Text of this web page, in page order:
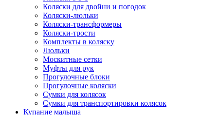
Коляски для двойни и погодок
Коляски-люльки
Коляски-трансформеры
Коляски-трости
Комплекты в коляску
Люльки
Москитные сетки
Муфты для рук
Прогулочные блоки
Прогулочные коляски
Сумки для колясок
Сумки для транспортировки колясок
Купание малыша